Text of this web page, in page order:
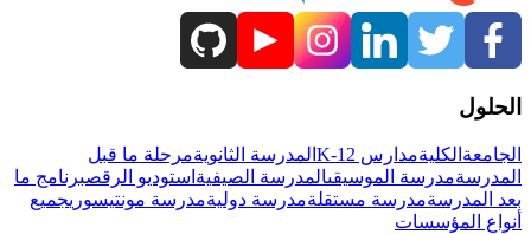
الحلول
الجامعة الكليةمدارس K-12 المدرسة الثانويةمرحلة ما قبل
المدرسةمدرسة الموسيقىالمدرسة الصيفية استوديو الرقصبرنامج ما
بعد المدرسةمدرسة مستقلةمدرسة دوليةمدرسة مونتيسوريجميع
أنواع المؤسسات